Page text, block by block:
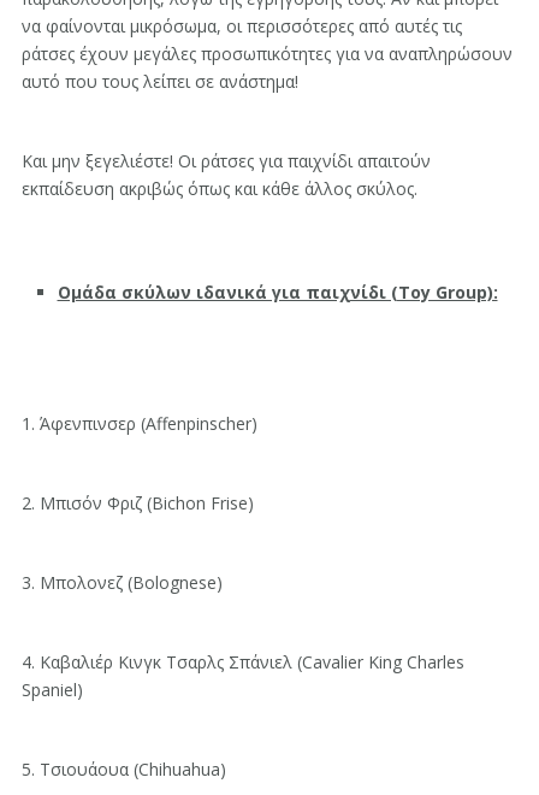
να φαίνονται μικρόσωμα, οι περισσότερες από αυτές τις
ράτσες έχουν μεγάλες προσωπικότητες για να αναπληρώσουν
αυτό που τους λείπει σε ανάστημα!
Και μην ξεγελιέστε! Οι ράτσες για παιχνίδι απαιτούν
εκπαίδευση ακριβώς όπως και κάθε άλλος σκύλος.
Ομάδα σκύλων ιδανικά για παιχνίδι (Toy Group):
1. Άφενπινσερ (Affenpinscher)
2. Μπισόν Φριζ (Bichon Frise)
3. Μπολονεζ (Bolognese)
4. Καβαλιέρ Κινγκ Τσαρλς Σπάνιελ (Cavalier King Charles
Spaniel)
5. Τσιουάουα (Chihuahua)